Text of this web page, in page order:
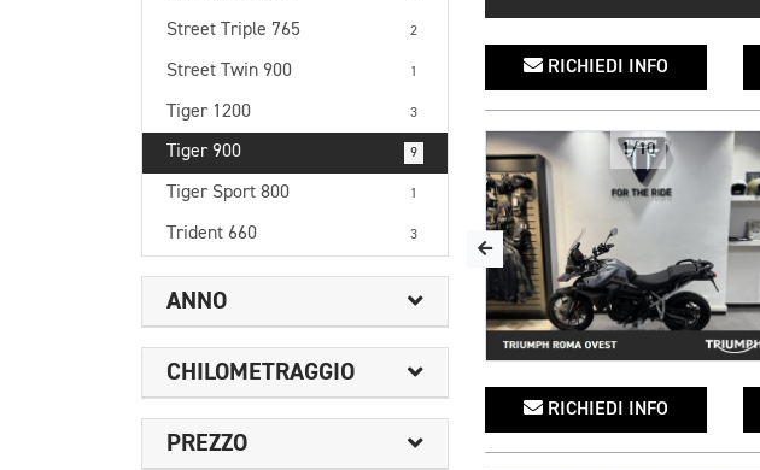
Street Triple 765 2
Street Twin 900 1
Tiger 1200 3
Tiger 900 9
Tiger Sport 800 1
Trident 660 3
ANNO
CHILOMETRAGGIO
PREZZO
RICHIEDI INFO
1/10
RICHIEDI INFO